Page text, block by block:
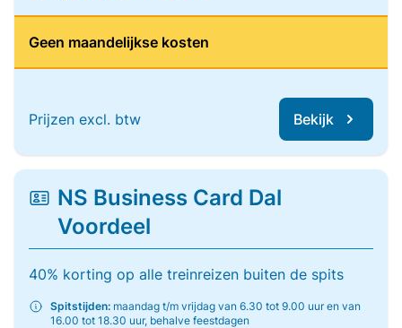
Geen maandelijkse kosten
Prijzen excl. btw Bekijk
NS Business Card Dal
Voordeel
40% korting op alle treinreizen buiten de spits
Spitstijden: maandag t/m vrijdag van 6.30 tot 9.00 uur en van
16.00 tot 18.30 uur, behalve feestdagen